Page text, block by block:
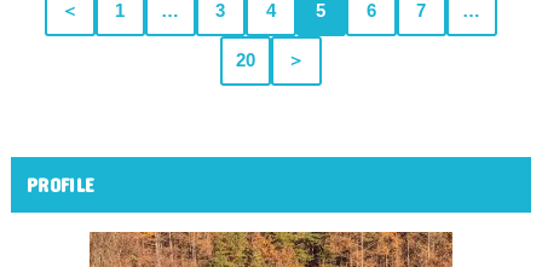
＜ 1 … 3 4 5 6 7 …
20 ＞
PROFILE